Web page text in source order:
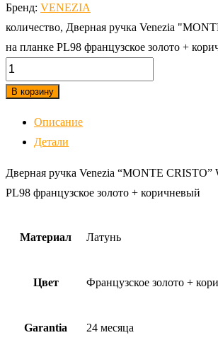
Бренд: VENEZIA
количество, Дверная ручка Venezia
на планке PL98 французское золото +
В корзину
Описание
Детали
Дверная ручка Venezia “MONTE CRISTO”
PL98 французское золото + коричневый
Материал Латунь
Цвет Французское золото +
Garantia 24 месяца